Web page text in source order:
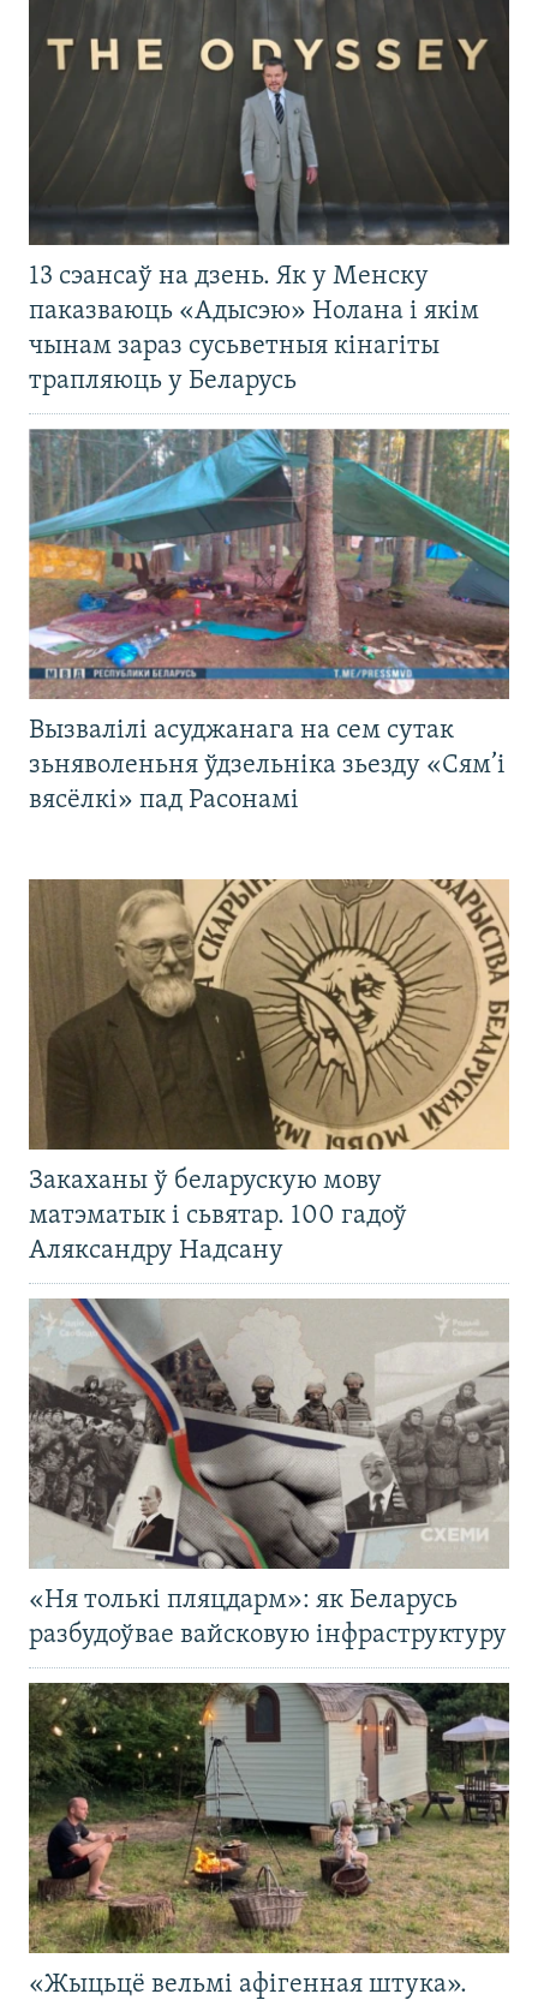
13 сэансаў на дзень. Як у Менску
паказваюць «Адысэю» Нолана і якім
чынам зараз сусьветныя кінагіты
трапляюць у Беларусь
Вызвалілі асуджанага на сем сутак
зьняволеньня ўдзельніка зьезду «Сям’і
вясёлкі» пад Расонамі
Закаханы ў беларускую мову
матэматык і сьвятар. 100 гадоў
Аляксандру Надсану
«Ня толькі пляцдарм»: як Беларусь
разбудоўвае вайсковую інфраструктуру
«Жыцьцё вельмі афігенная штука».